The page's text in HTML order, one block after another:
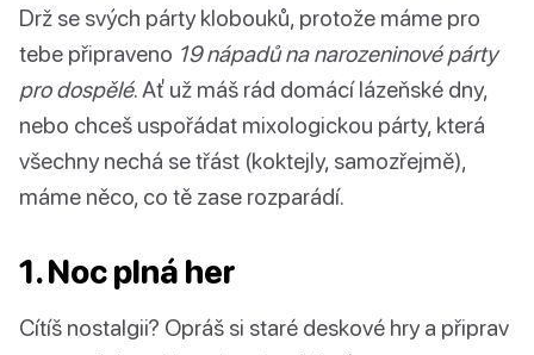
Drž se svých párty klobouků, protože máme pro
tebe připraveno 19 nápadů na narozeninové párty
pro dospělé. Ať už máš rád domácí lázeňské dny,
nebo chceš uspořádat mixologickou párty, která
všechny nechá se třást (koktejly, samozřejmě),
máme něco, co tě zase rozparádí.
1. Noc plná her
Cítíš nostalgii? Opráš si staré deskové hry a připrav